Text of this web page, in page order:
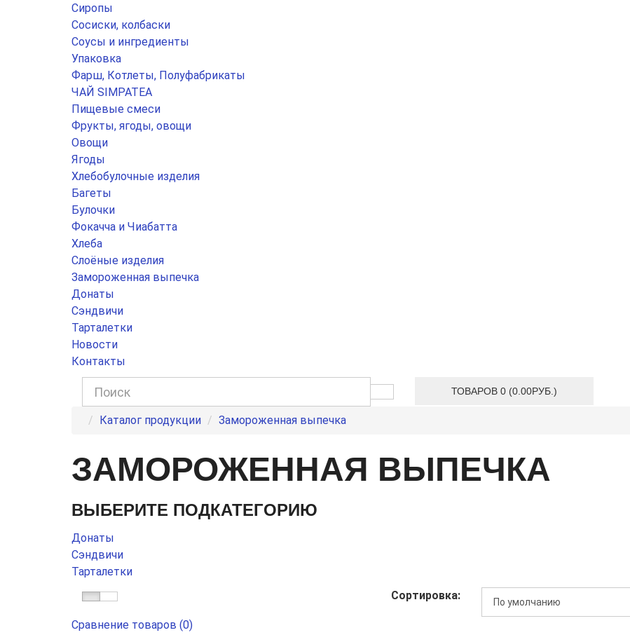
Сиропы
Сосиски, колбаски
Соусы и ингредиенты
Упаковка
Фарш, Котлеты, Полуфабрикаты
ЧАЙ SIMPATEA
Пищевые смеси
Фрукты, ягоды, овощи
Овощи
Ягоды
Хлебобулочные изделия
Багеты
Булочки
Фокачча и Чиабатта
Хлеба
Слоёные изделия
Замороженная выпечка
Донаты
Сэндвичи
Тарталетки
Новости
Контакты
ТОВАРОВ 0 (0.00РУБ.)
Каталог продукции Замороженная выпечка
ЗАМОРОЖЕННАЯ ВЫПЕЧКА
ВЫБЕРИТЕ ПОДКАТЕГОРИЮ
Донаты
Сэндвичи
Тарталетки
Сортировка:
Сравнение товаров (0)